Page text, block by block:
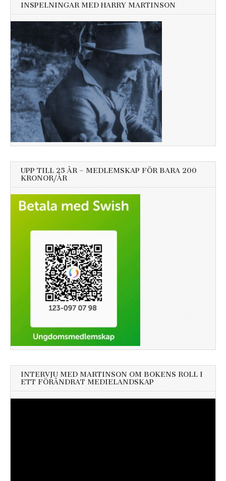
INSPELNINGAR MED HARRY MARTINSON
UPP TILL 25 ÅR – MEDLEMSKAP FÖR BARA 200
KRONOR/ÅR
INTERVJU MED MARTINSON OM BOKENS ROLL I
ETT FÖRÄNDRAT MEDIELANDSKAP